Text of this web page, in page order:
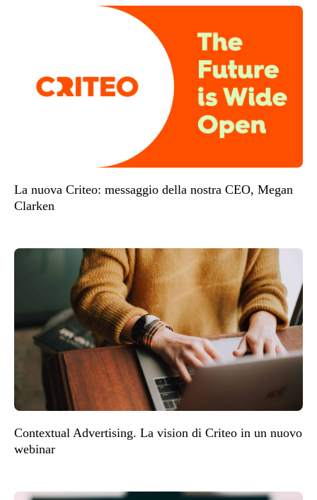
La nuova Criteo: messaggio della nostra CEO, Megan
Clarken
Contextual Advertising. La vision di Criteo in un nuovo
webinar